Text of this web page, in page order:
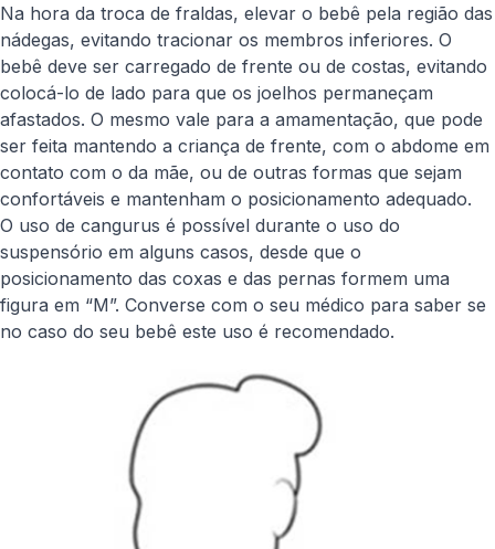
Na hora da troca de fraldas, elevar o bebê pela região das
nádegas, evitando tracionar os membros inferiores. O
bebê deve ser carregado de frente ou de costas, evitando
colocá-lo de lado para que os joelhos permaneçam
afastados. O mesmo vale para a amamentação, que pode
ser feita mantendo a criança de frente, com o abdome em
contato com o da mãe, ou de outras formas que sejam
confortáveis e mantenham o posicionamento adequado.
O uso de cangurus é possível durante o uso do
suspensório em alguns casos, desde que o
posicionamento das coxas e das pernas formem uma
figura em “M”. Converse com o seu médico para saber se
no caso do seu bebê este uso é recomendado.